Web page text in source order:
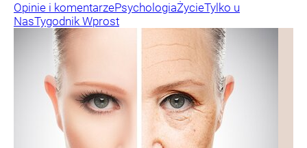
Opinie i komentarzePsychologiaŻycieTylko u
NasTygodnik Wprost